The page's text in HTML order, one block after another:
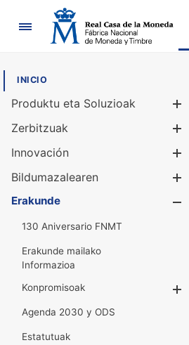
Nabigazioa
INICIO
Produktu eta Soluzioak
Zerbitzuak
Innovación
Bildumazalearen
Erakunde
130 Aniversario FNMT
Erakunde mailako
Informazioa
Konpromisoak
Agenda 2030 y ODS
Estatutuak